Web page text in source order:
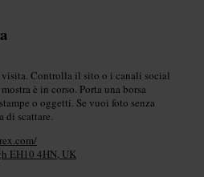
Controlla il sito o i canali social
è in corso. Porta una borsa
o oggetti. Se vuoi foto senza
di scattare.
EH10 4HN, UK